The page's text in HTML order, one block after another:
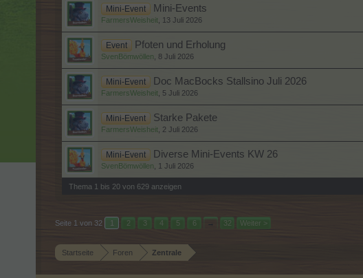
Mini-Event Mini-Events
FarmersWeisheit 13 Juli 2026
Event Pfoten und Erholung
SvenBömwöllen 8 Juli 2026
Mini-Event Doc MacBocks Stallsino Juli 2026
FarmersWeisheit 5 Juli 2026
Mini-Event Starke Pakete
FarmersWeisheit 2 Juli 2026
Mini-Event Diverse Mini-Events KW 26
SvenBömwöllen 1 Juli 2026
Thema 1 bis 20 von 629 anzeigen
Seite 1 von 32 1 2 3 4 5 6 → 32 Weiter >
Startseite Foren Zentrale